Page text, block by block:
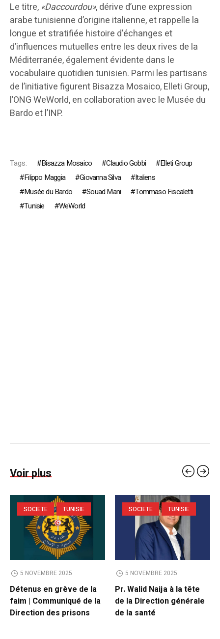
Le titre, «Daccourdou», dérive d’une expression
arabe tunisienne d’origine italienne, et rappelle la
longue et stratifiée histoire d’échanges et
d’influences mutuelles entre les deux rives de la
Méditerranée, également évidente dans le
vocabulaire quotidien tunisien. Parmi les partisans
de l’initiative figurent Bisazza Mosaico, Elleti Group,
l’ONG WeWorld, en collaboration avec le Musée du
Bardo et l’INP.
Tags: Bisazza Mosaico Claudio Gobbi
Elleti Group
Filippo Maggia
Giovanna Silva
Italiens
Musée du Bardo
Souad Mani
Tommaso Fiscaletti
Tunisie
WeWorld
Voir plus
SOCIETE TUNISIE
5 NOVEMBRE 2025
Détenus en grève de la
faim | Communiqué de la
Direction des prisons
SOCIETE TUNISIE
5 NOVEMBRE 2025
Pr. Walid Naija à la tête
de la Direction générale
de la santé